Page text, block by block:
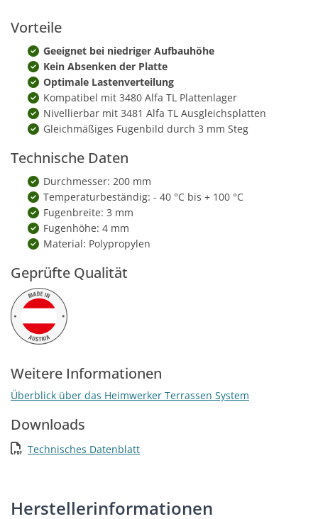
Vorteile
Geeignet bei niedriger Aufbauhöhe
Kein Absenken der Platte
Optimale Lastenverteilung
Kompatibel mit 3480 Alfa TL Plattenlager
Nivellierbar mit 3481 Alfa TL Ausgleichsplatten
Gleichmäßiges Fugenbild durch 3 mm Steg
Technische Daten
Durchmesser: 200 mm
Temperaturbeständig: - 40 °C bis + 100 °C
Fugenbreite: 3 mm
Fugenhöhe: 4 mm
Material: Polypropylen
Geprüfte Qualität
Weitere Informationen
Überblick über das Heimwerker Terrassen System
Downloads
Technisches Datenblatt
Herstellerinformationen